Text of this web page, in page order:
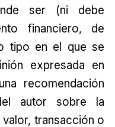
ser (ni debe
financiero, de
tipo en el que se
expresada en
recomendación
autor sobre la
transacción o